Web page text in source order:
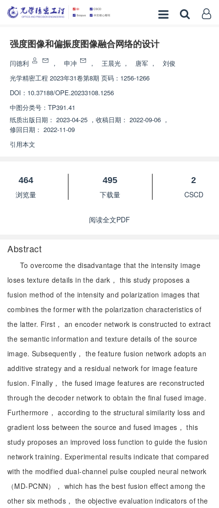
强度图像和偏振度图像融合网络的设计
闫德利 ， 申冲 ， 王晨光 ， 唐军 ，
刘俊
光学精密工程 2023年31卷第8期 页码：1256-1266
DOI： 10.37188/OPE.20233108.1256
中图分类号： TP391.41
纸质出版日期： 2023-04-25 ， 收稿日期： 2022-09-06 ，
修回日期： 2022-11-09
引用本文
464
浏览量
495
下载量
2
CSCD
阅读全文PDF
Abstract
To overcome the disadvantage that the intensity image
loses texture details in the dark， this study proposes a
fusion method of the intensity and polarization images that
combines the former with the polarization characteristics of
the latter. First， an encoder network is constructed to extract
the semantic information and texture details of the source
image. Subsequently， the feature fusion network adopts an
additive strategy and a residual network for image feature
fusion. Finally， the fused image features are reconstructed
through the decoder network to obtain the final fused image.
Furthermore， according to the structural similarity loss and
gradient loss between the source and fused images， this
study proposes an improved loss function to guide the fusion
network training. Experimental results indicate that compared
with the modified dual-channel pulse coupled neural network
（MD-PCNN）， which has the best fusion effect among the
other six methods， the objective evaluation indicators of the